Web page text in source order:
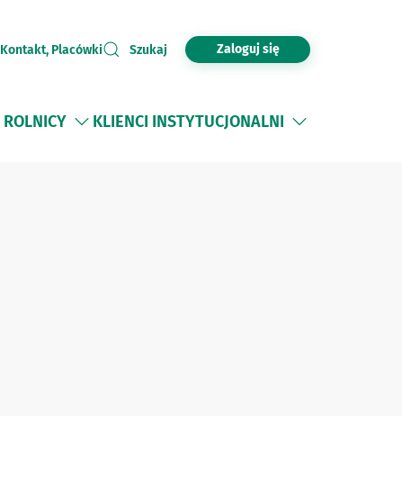
Kontakt, Placówki Szukaj Zaloguj się
ROLNICY KLIENCI INSTYTUCJONALNI